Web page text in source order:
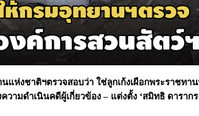
แห่งชาติฯตรวจสอบว่า ใช่ลูกเก้งเผือกพระราชทา
วามดำเนินคดีผู้เกี่ยวข้อง – แต่งตั้ง ‘สมิทธิ ดาราก